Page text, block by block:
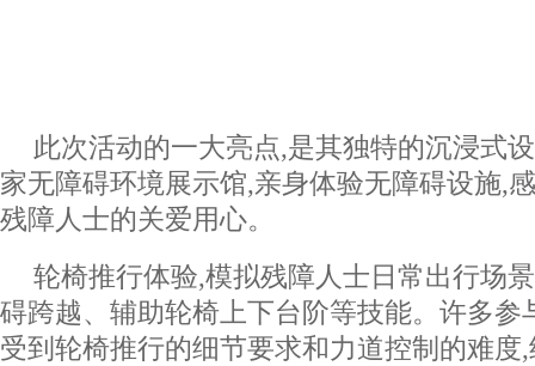
此次活动的一大亮点,是其独特的沉浸式
家无障碍环境展示馆,亲身体验无障碍设施,
残障人士的关爱用心。
轮椅推行体验,模拟残障人士日常出行场
碍跨越、辅助轮椅上下台阶等技能。许多参
受到轮椅推行的细节要求和力道控制的难度